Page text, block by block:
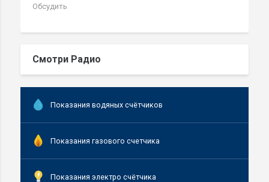
Обсудить
Смотри Радио
Показания водяных счётчиков
Показания газового счетчика
Показания электро счётчика